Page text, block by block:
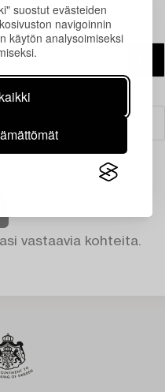
suostut evästeiden
navigoinnin
käytön analysoimiseksi
vastaavia kohteita.